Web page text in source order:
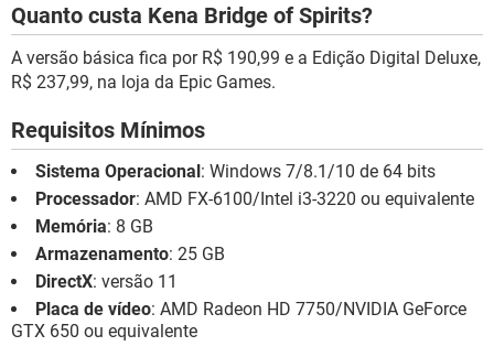
Quanto custa Kena Bridge of Spirits?
A versão básica fica por R$ 190,99 e a Edição Digital Deluxe,
R$ 237,99, na loja da Epic Games.
Requisitos Mínimos
Sistema Operacional: Windows 7/8.1/10 de 64 bits
Processador: AMD FX-6100/Intel i3-3220 ou equivalente
Memória: 8 GB
Armazenamento: 25 GB
DirectX: versão 11
Placa de vídeo: AMD Radeon HD 7750/NVIDIA GeForce
GTX 650 ou equivalente